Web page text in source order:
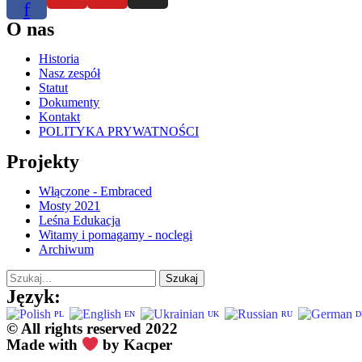
f
O nas
Historia
Nasz zespół
Statut
Dokumenty
Kontakt
POLITYKA PRYWATNOŚCI
Projekty
Włączone - Embraced
Mosty 2021
Leśna Edukacja
Witamy i pomagamy - noclegi
Archiwum
Szukaj
Język:
PL EN UK RU
© All rights reserved 2022
Made with
by Kacper